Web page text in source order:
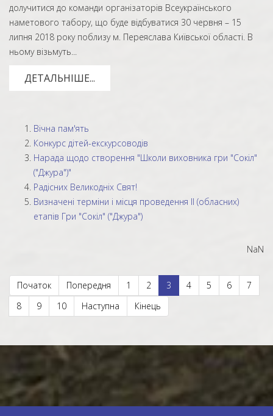
долучитися до команди організаторів Всеукраїнського
наметового табору, що буде відбуватися 30 червня – 15
липня 2018 року поблизу м. Переяслава Київської області. В
ньому візьмуть...
ДЕТАЛЬНІШЕ...
Вічна пам'ять
Конкурс дітей-екскурсоводів
Нарада щодо створення "Школи виховника гри "Сокіл"
("Джура")"
Радісних Великодніх Свят!
Визначені терміни і місця проведення ІІ (обласних)
етапів Гри "Сокіл" ("Джура")
NaN
Початок Попередня 1 2 3 4 5 6
7
8
9 10 Наступна Кінець